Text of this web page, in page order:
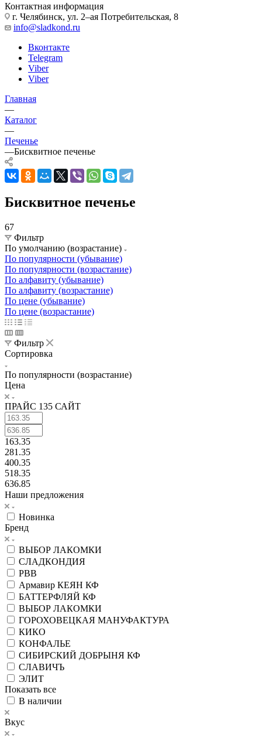
Контактная информация
г. Челябинск, ул. 2–ая Потребительская, 8
info@sladkond.ru
Вконтакте
Telegram
Viber
Viber
Главная
—
Каталог
—
Печенье
—Бисквитное печенье
Бисквитное печенье
67
Фильтр
По умолчанию (возрастание)
По популярности (убывание)
По популярности (возрастание)
По алфавиту (убывание)
По алфавиту (возрастание)
По цене (убывание)
По цене (возрастание)
Фильтр
Сортировка
По популярности (возрастание)
Цена
ПРАЙС 135 САЙТ
163.35
281.35
400.35
518.35
636.85
Наши предложения
Новинка
Бренд
ВЫБОР ЛАКОМКИ
СЛАДКОНДИЯ
РВВ
Армавир КЕЯН КФ
БАТТЕРФЛЯЙ КФ
ВЫБОР ЛАКОМКИ
ГОРОХОВЕЦКАЯ МАНУФАКТУРА
КИКО
КОНФАЛЬЕ
СИБИРСКИЙ ДОБРЫНЯ КФ
СЛАВИЧЪ
ЭЛИТ
Показать все
В наличии
Вкус